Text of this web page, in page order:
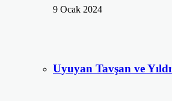
9 Ocak 2024
Uyuyan Tavşan ve